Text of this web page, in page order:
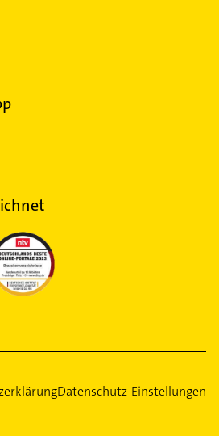
Datenschutz-Einstellungen